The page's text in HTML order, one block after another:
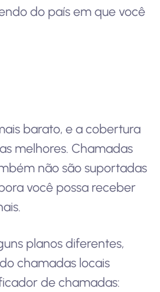
do país em que você
barato, e a cobertura
melhores. Chamadas
não são suportadas
você possa receber
planos diferentes,
chamadas locais
de chamadas: